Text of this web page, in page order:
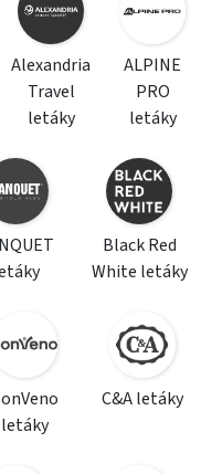
Alexandria
Travel
letáky
ALPINE
PRO
letáky
Black Red
White letáky
letáky
C&A letáky